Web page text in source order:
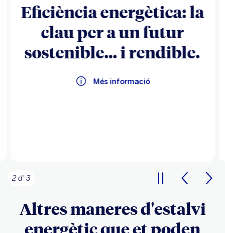
Eficiència energètica: la
clau per a un futur
sostenible… i rendible.
Més informació
2 d' 3
Altres maneres d'estalvi
energètic que et poden